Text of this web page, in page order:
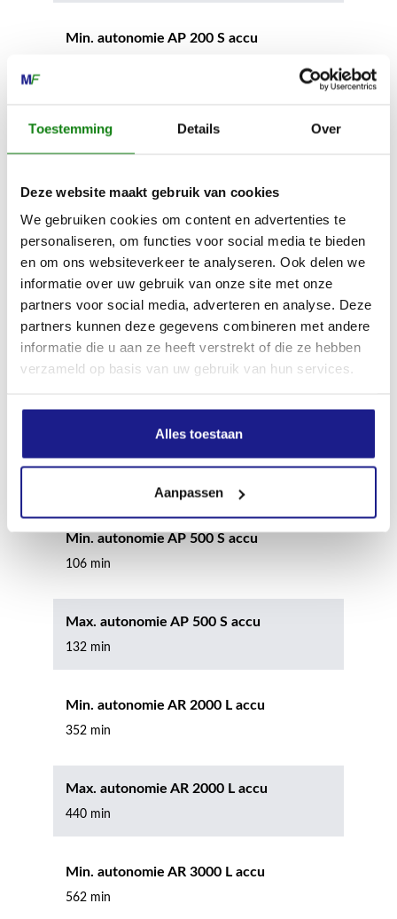
Toestemming Details Over
Deze website maakt gebruik van cookies
We gebruiken cookies om content en advertenties te
personaliseren, om functies voor social media te bieden
en om ons websiteverkeer te analyseren. Ook delen we
informatie over uw gebruik van onze site met onze
partners voor social media, adverteren en analyse. Deze
partners kunnen deze gegevens combineren met andere
informatie die u aan ze heeft verstrekt of die ze hebben
verzameld op basis van uw gebruik van hun services.
Alles toestaan
Aanpassen
Min. autonomie AP 200 S accu
Max. autonomie AP 200 S accu
Max. autonomie AP 300 accu
Min. autonomie AP 300 S accu
Max. autonomie AP 300 S accu
Min. autonomie AP 500 S accu
106 min
Max. autonomie AP 500 S accu
132 min
Min. autonomie AR 2000 L accu
352 min
Max. autonomie AR 2000 L accu
440 min
Min. autonomie AR 3000 L accu
562 min